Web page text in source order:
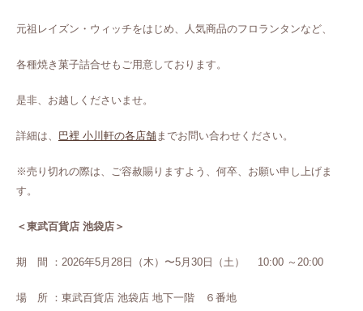
元祖レイズン・ウィッチをはじめ、人気商品のフロランタンなど、
各種焼き菓子詰合せもご用意しております。
是非、お越しくださいませ。
詳細は、 巴裡 小川軒の各店舗までお問い合わせください。
※売り切れの際は、ご容赦賜りますよう、何卒、お願い申し上げま
す。
＜東武百貨店 池袋店＞
期 間 ：2026年5月28⽇（⽊）〜5月30⽇（⼟） 10:00 ～20:00
場 所 ：東武百貨店 池袋店 地下⼀階 ６番地